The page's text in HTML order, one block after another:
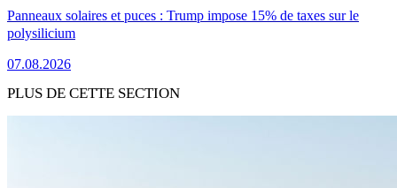
Panneaux solaires et puces : Trump impose 15% de taxes sur le
polysilicium
07.08.2026
PLUS DE CETTE SECTION